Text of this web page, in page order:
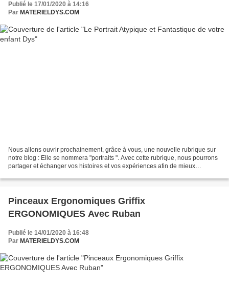
Publié le 17/01/2020 à 14:16
Par MATERIELDYS.COM
Nous allons ouvrir prochainement, grâce à vous, une nouvelle rubrique sur
notre blog : Elle se nommera "portraits ". Avec cette rubrique, nous pourrons
partager et échanger vos histoires et vos expériences afin de mieux
Pinceaux Ergonomiques Griffix
ERGONOMIQUES Avec Ruban
Publié le 14/01/2020 à 16:48
Par MATERIELDYS.COM